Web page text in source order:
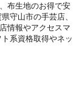
布生地のお得で安
守山市の手芸店、
情報やアクセスマ
系資格取得やネッ